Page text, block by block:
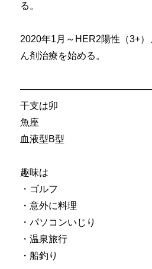
る。
2020年1月～HER2陽性（3+
ん剤治療を始める。
干支は卯
魚座
血液型B型
趣味は
・ゴルフ
・意外に料理
・パソコンいじり
・温泉旅行
・船釣り